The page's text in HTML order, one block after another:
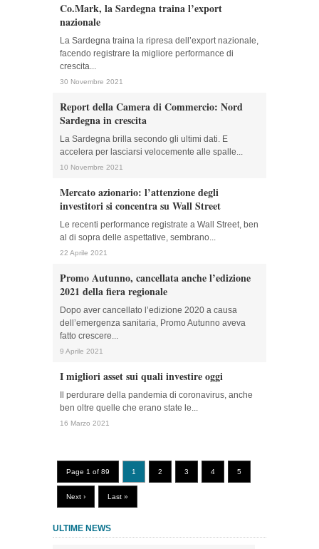
Co.Mark, la Sardegna traina l’export
nazionale
La Sardegna traina la ripresa dell’export nazionale,
facendo registrare la migliore performance di
crescita...
30 Novembre 2021
Report della Camera di Commercio: Nord
Sardegna in crescita
La Sardegna brilla secondo gli ultimi dati. E
accelera per lasciarsi velocemente alle spalle...
10 Novembre 2021
Mercato azionario: l’attenzione degli
investitori si concentra su Wall Street
Le recenti performance registrate a Wall Street, ben
al di sopra delle aspettative, sembrano...
22 Aprile 2021
Promo Autunno, cancellata anche l’edizione
2021 della fiera regionale
Dopo aver cancellato l’edizione 2020 a causa
dell’emergenza sanitaria, Promo Autunno aveva
fatto crescere...
9 Aprile 2021
I migliori asset sui quali investire oggi
Il perdurare della pandemia di coronavirus, anche
ben oltre quelle che erano state le...
16 Marzo 2021
Page 1 of 89 1 2 3 4 5
Next › Last »
ULTIME NEWS